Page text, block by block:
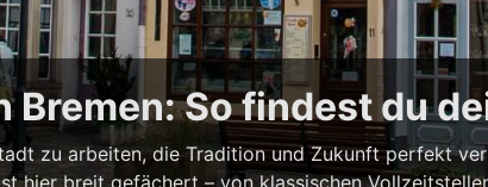
Bremen: So findest du
zu arbeiten, die Tradition und Zukunft perfekt